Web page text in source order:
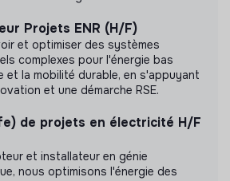
Projets ENR (H/F)
et optimiser des systèmes
complexes pour l'énergie bas
et la mobilité durable, en s'appuyant
et une démarche RSE.
de projets en électricité H/F
et installateur en génie
nous optimisons l'énergie des